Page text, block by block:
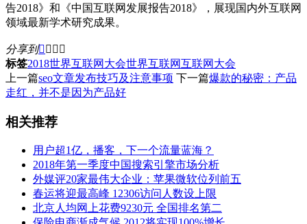
告2018》和《中国互联网发展报告2018》，展现国内外互联网
领域最新学术研究成果。
分享到   
标签2018世界互联网大会世界互联网互联网大会
上一篇seo文章发布技巧及注意事项 下一篇爆款的秘密：产品
走红，并不是因为产品好
相关推荐
用户超1亿，播客，下一个流量蓝海？
2018年第一季度中国搜索引擎市场分析
外媒评20家最伟大企业：苹果微软位列前五
春运将迎最高峰 12306访问人数设上限
北京人均网上花费9230元 全国排名第二